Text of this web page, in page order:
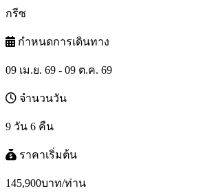
กรีซ
กำหนดการเดินทาง
09 เม.ย. 69 - 09 ต.ค. 69
จำนวนวัน
9 วัน 6 คืน
ราคาเริ่มต้น
145,900บาท/ท่าน